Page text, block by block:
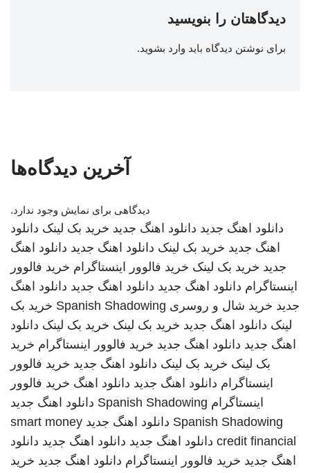
دیدگاهتان را بنویسید
برای نوشتن دیدگاه باید وارد بشوید.
آخرین دیدگاه‌ها
دیدگاهی برای نمایش وجود ندارد.
دانلود اهنگ جدید دانلود اهنگ جدید خرید بک لینک دانلود
اهنگ جدید خرید بک لینک دانلود اهنگ جدید دانلود اهنگ
جدید خرید بک لینک خرید فالوور اینستاگرام خرید فالوور
اینستاگرام دانلود اهنگ جدید دانلود اهنگ جدید دانلود اهنگ
جدید خرید شال و روسری Spanish Shadowing خرید بک
لینک دانلود اهنگ جدید خرید بک لینک خرید بک لینک دانلود
اهنگ جدید دانلود اهنگ جدید خرید فالوور اینستاگرام خرید
بک لینک خرید بک لینک دانلود اهنگ جدید خرید فالوور
اینستاگرام دانلود اهنگ جدید دانلود اهنگ خرید فالوور
اینستاگرام Spanish Shadowing دانلود اهنگ جدید
Spanish Shadowing دانلود اهنگ جدید smart money
credit financial دانلود اهنگ جدید دانلود اهنگ جدید دانلود
اهنگ جدید خرید فالوور اینستاگرام دانلود اهنگ جدید خرید